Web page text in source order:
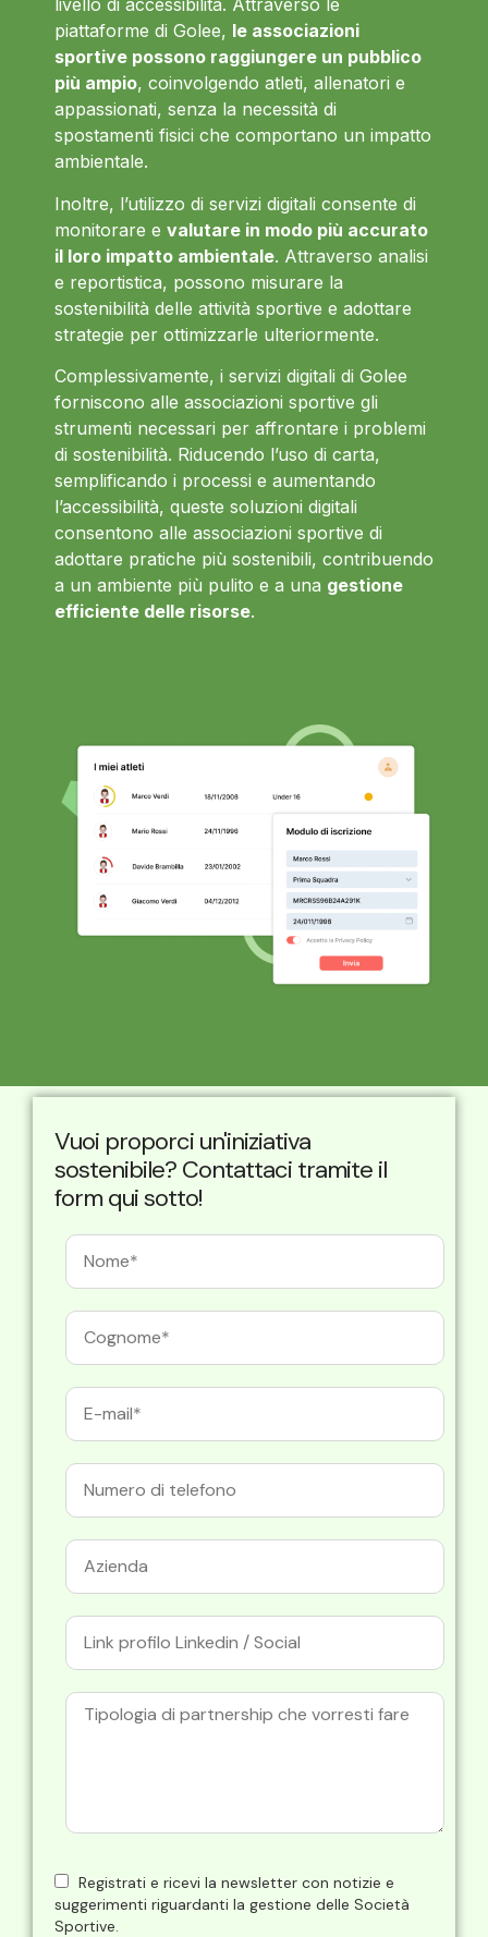
livello di accessibilità. Attraverso le
piattaforme di Golee, le associazioni
sportive possono raggiungere un pubblico
più ampio, coinvolgendo atleti, allenatori e
appassionati, senza la necessità di
spostamenti fisici che comportano un impatto
ambientale.
Inoltre, l’utilizzo di servizi digitali consente di
monitorare e valutare in modo più accurato
il loro impatto ambientale. Attraverso analisi
e reportistica, possono misurare la
sostenibilità delle attività sportive e adottare
strategie per ottimizzarle ulteriormente.
Complessivamente, i servizi digitali di Golee
forniscono alle associazioni sportive gli
strumenti necessari per affrontare i problemi
di sostenibilità. Riducendo l’uso di carta,
semplificando i processi e aumentando
l’accessibilità, queste soluzioni digitali
consentono alle associazioni sportive di
adottare pratiche più sostenibili, contribuendo
a un ambiente più pulito e a una gestione
efficiente delle risorse.
Vuoi proporci un'iniziativa
sostenibile? Contattaci tramite il
form qui sotto!
Registrati e ricevi la newsletter con notizie e
suggerimenti riguardanti la gestione delle Società
Sportive.